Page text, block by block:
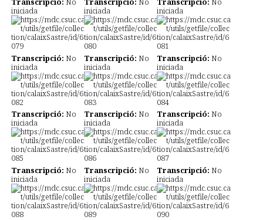
iniciada
iniciada
iniciada
Transcripció: No
iniciada
Transcripció: No
iniciada
Transcripció: No
iniciada
Transcripció: No
iniciada
Transcripció: No
iniciada
Transcripció: No
iniciada
Transcripció: No
iniciada
Transcripció: No
iniciada
Transcripció: No
iniciada